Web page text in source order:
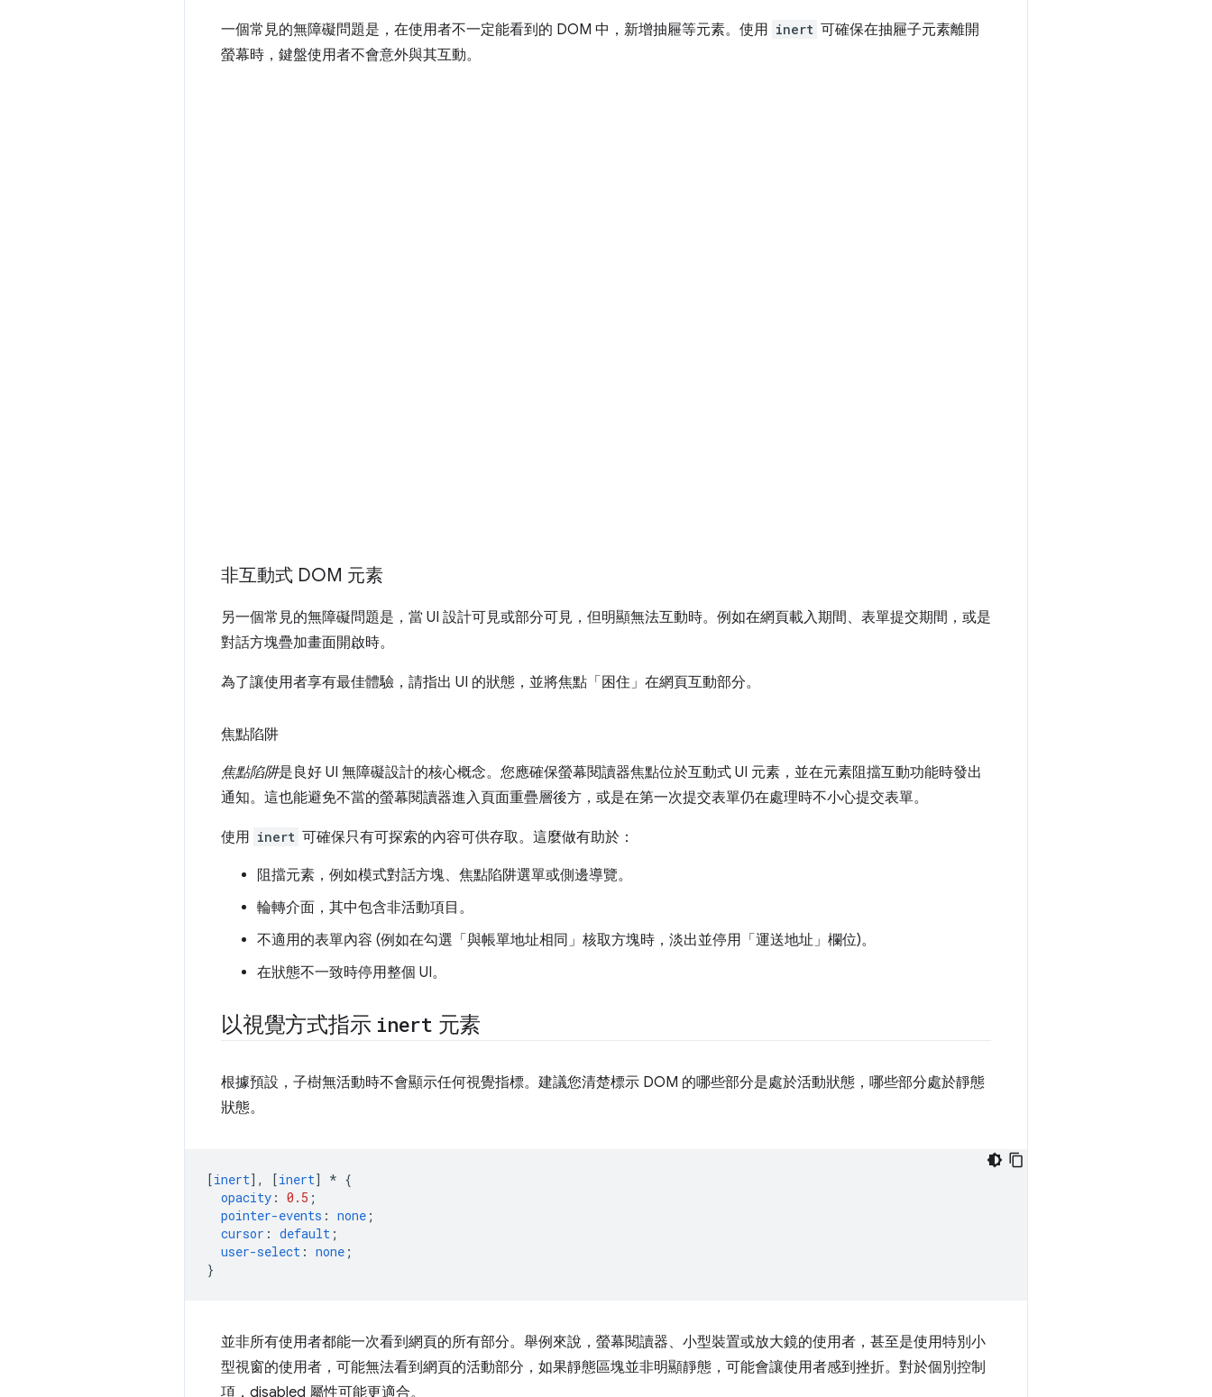
一個常見的無障礙問題是，在使用者不一定能看到的 DOM 中，新增抽屜等元素。使用 inert 可確保在抽屜子元素離開
螢幕時，鍵盤使用者不會意外與其互動。
非互動式 DOM 元素
另一個常見的無障礙問題是，當 UI 設計可見或部分可見，但明顯無法互動時。例如在網頁載入期間、表單提交期間，或是
對話方塊疊加畫面開啟時。
為了讓使用者享有最佳體驗，請指出 UI 的狀態，並將焦點「困住」在網頁互動部分。
焦點陷阱
焦點陷阱是良好 UI 無障礙設計的核心概念。您應確保螢幕閱讀器焦點位於互動式 UI 元素，並在元素阻擋互動功能時發出
通知。這也能避免不當的螢幕閱讀器進入頁面重疊層後方，或是在第一次提交表單仍在處理時不小心提交表單。
使用 inert 可確保只有可探索的內容可供存取。這麼做有助於：
阻擋元素，例如模式對話方塊、焦點陷阱選單或側邊導覽。
輪轉介面，其中包含非活動項目。
不適用的表單內容 (例如在勾選「與帳單地址相同」核取方塊時，淡出並停用「運送地址」欄位)。
在狀態不一致時停用整個 UI。
以視覺方式指示 inert 元素
根據預設，子樹無活動時不會顯示任何視覺指標。建議您清楚標示 DOM 的哪些部分是處於活動狀態，哪些部分處於靜態
狀態。
[inert], [inert] * {
opacity : 0.5 ;
pointer-events : none ;
cursor : default ;
user-select : none ;
}
並非所有使用者都能一次看到網頁的所有部分。舉例來說，螢幕閱讀器、小型裝置或放大鏡的使用者，甚至是使用特別小
型視窗的使用者，可能無法看到網頁的活動部分，如果靜態區塊並非明顯靜態，可能會讓使用者感到挫折。對於個別控制
項，disabled 屬性可能更適合。